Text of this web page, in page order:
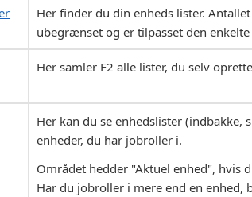
Her finder du din enheds lister.
ubegrænset og er tilpasset den
Her samler F2 alle lister, du selv
Her kan du se enhedslister (indbakke,
enheder, du har jobroller i.
Området hedder "Aktuel enhed", hvis
Har du jobroller i mere end en enhed,